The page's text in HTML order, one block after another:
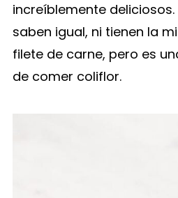
increíblemente
saben igual, ni tienen la
filete de carne, pero es
de comer coliflor.